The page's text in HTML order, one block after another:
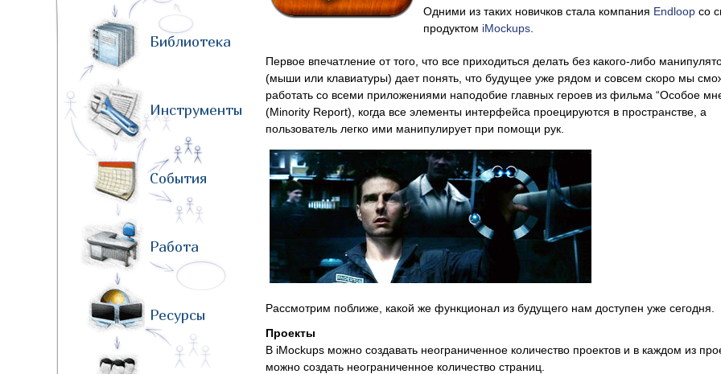
Библиотека
Инструменты
События
Работа
Ресурсы
Одними из таких новичков стала компания Endloop со
продуктом iMockups
Первое впечатление от того, что все приходиться делать без какого-либо
(мыши или клавиатуры) дает понять, что будущее уже рядом и совсем скоро мы
работать со всеми приложениями наподобие главных героев из фильма “Особое
(Minority Report), когда все элементы интерфейса проецируются в пространстве, а
пользователь легко ими манипулирует при помощи рук.
Рассмотрим поближе, какой же функционал из будущего нам доступен уже сегодня.
Проекты
В iMockups можно создавать неограниченное количество проектов и в каждом из
можно создать неограниченное количество страниц.